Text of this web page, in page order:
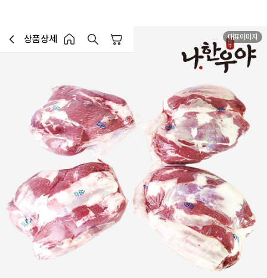
이전페이지로 이동
상품상세
홈 버튼홈 장바구니
대표이미지